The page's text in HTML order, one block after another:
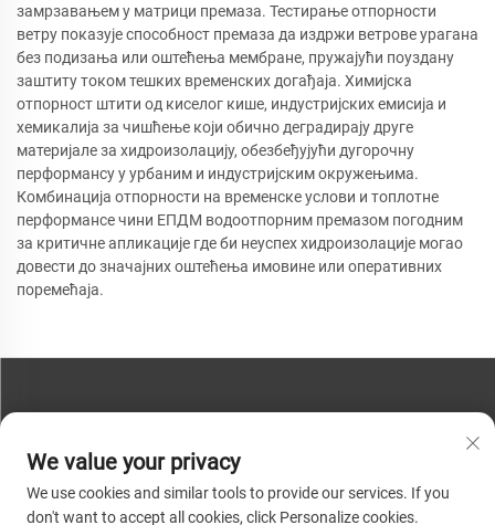
замрзавањем у матрици премаза. Тестирање отпорности
ветру показује способност премаза да издржи ветрове урагана
без подизања или оштећења мембране, пружајући поуздану
заштиту током тешких временских догађаја. Химијска
отпорност штити од киселог кише, индустријских емисија и
хемикалија за чишћење који обично деградирају друге
материјале за хидроизолацију, обезбеђујући дугорочну
перформансу у урбаним и индустријским окружењима.
Комбинација отпорности на временске услови и топлотне
перформансе чини ЕПДМ водоотпорним премазом погодним
за критичне апликације где би неуспех хидроизолације могао
довести до значајних оштећења имовине или оперативних
поремећаја.
Телефон:+86-13793890209
Телефон:+86-13793890209
We value your privacy
We use cookies and similar tools to provide our services. If you
don't want to accept all cookies, click Personalize cookies.